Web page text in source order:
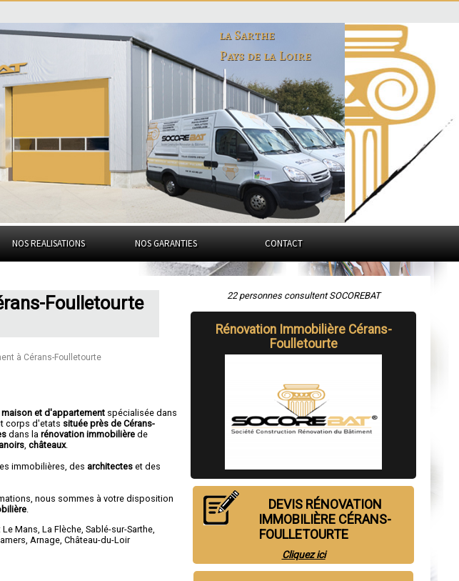
la Sarthe
Pays de la Loire
NOS REALISATIONS NOS GARANTIES CONTACT
Foulletourte
à Cérans-Foulletourte
et d'appartement spécialisée dans
corps d'etats située près de Cérans-
dans larénovation immobilière de
,châteaux.
immobilières, des architectes et des
nous sommes à votre disposition
Le Mans ,La Flèche ,Sablé-sur-Sarthe
Arnage ,Château-du-Loir
22 personnes consultent SOCOREBAT
Rénovation Immobilière Cérans-
Foulletourte
DEVIS RÉNOVATION
IMMOBILIÈRE CÉRANS-
FOULLETOURTE
Cliquez ici